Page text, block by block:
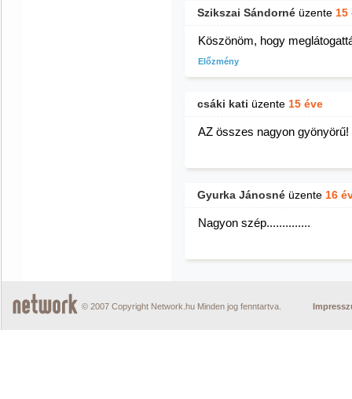
Szikszai Sándorné üzente 15
Köszönöm, hogy
Előzmény
csáki kati üzente 15 éve
AZ összes nagyon gyönyörű!
Gyurka Jánosné üzente 16
Nagyon szép..............
© 2007 Copyright Network.hu Minden jog fenntartva.